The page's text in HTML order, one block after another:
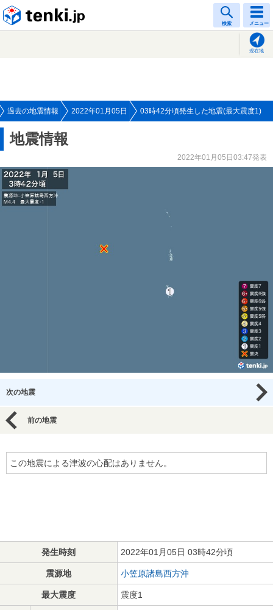
検索 メニュー
現在地
過去の地震情報 2022年01月05日 03時42分頃発生した地震(最大震度1)
地震情報
2022年01月05日03:47発表
次の地震
前の地震
この地震による津波の心配はありません。
発生時刻 2022年01月05日 03時42分頃
震源地 小笠原諸島西方沖
最大震度 震度1